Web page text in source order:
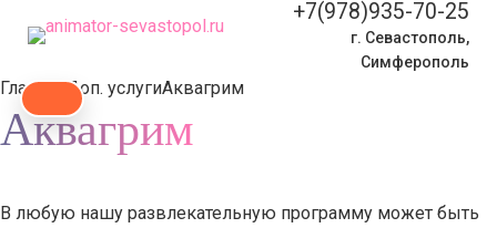
+7(978)935-70-25
г. Севастополь,
Симферополь
ГлавнаяДоп. услугиАквагрим
Аквагрим
В любую нашу развлекательную программу может быть